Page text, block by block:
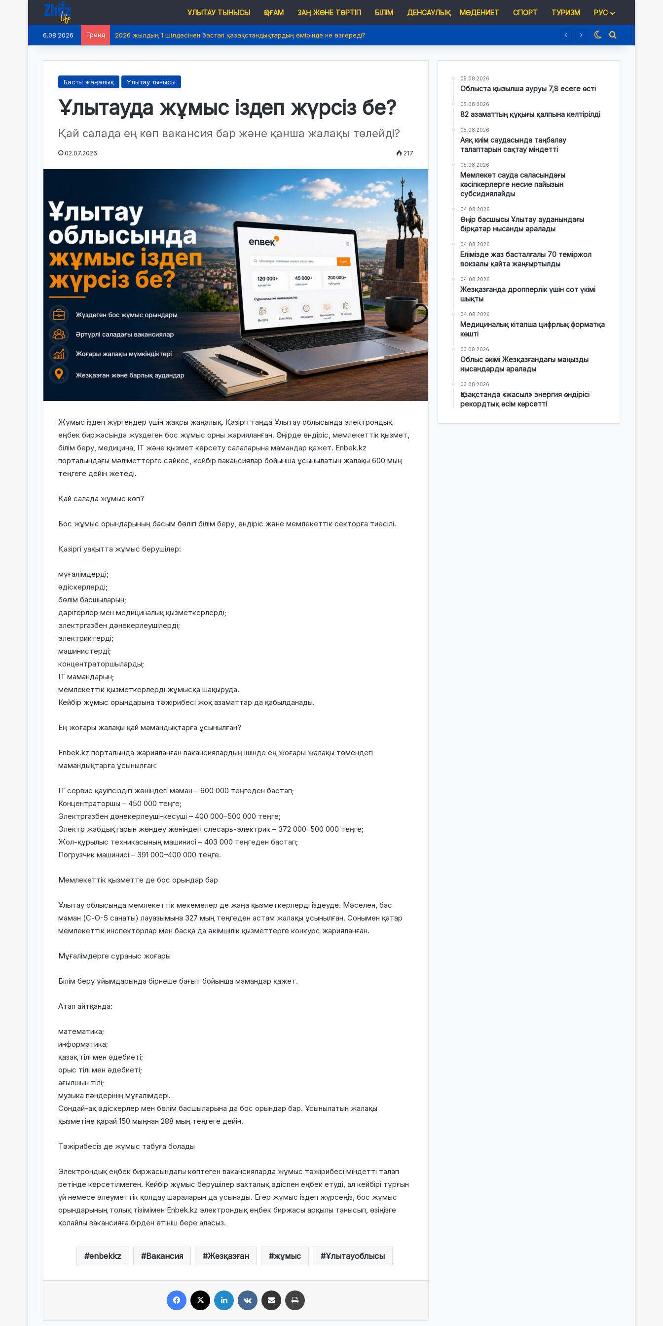
ҰЛЫТАУ ТЫНЫСЫ ҚОҒАМ ЗАҢ ЖӘНЕ ТӘРТІП БІЛІМ ДЕНСАУЛЫҚ МӘДЕНИЕТ СПОРТ ТУРИЗМ РУС
6.08.2026 Тренд 2026 жылдың 1 шілдесінен бастап қазақстандықтардың өмірінде не өзгереді? Switch skin
Іздеу
Басты жаңалық Ұлытау тынысы
Ұлытауда жұмыс іздеп жүрсіз бе?
Қай салада ең көп вакансия бар және қанша жалақы төлейді?
02.07.2026 217
Жұмыс іздеп жүргендер үшін жақсы жаңалық. Қазіргі таңда Ұлытау облысында электрондық
еңбек биржасында жүздеген бос жұмыс орны жарияланған. Өңірде өндіріс, мемлекеттік қызмет,
білім беру, медицина, ІТ және қызмет көрсету салаларына мамандар қажет. Enbek.kz
порталындағы мәліметтерге сәйкес, кейбір вакансиялар бойынша ұсынылатын жалақы 600 мың
теңгеге дейін жетеді.
Қай салада жұмыс көп?
Бос жұмыс орындарының басым бөлігі білім беру, өндіріс және мемлекеттік секторға тиесілі.
Қазіргі уақытта жұмыс берушілер:
мұғалімдерді;
әдіскерлерді;
бөлім басшыларын;
дәрігерлер мен медициналық қызметкерлерді;
электргазбен дәнекерлеушілерді;
электриктерді;
машинистерді;
концентраторшыларды;
ІТ мамандарын;
мемлекеттік қызметкерлерді жұмысқа шақыруда.
Кейбір жұмыс орындарына тәжірибесі жоқ азаматтар да қабылданады.
Ең жоғары жалақы қай мамандықтарға ұсынылған?
Enbek.kz порталында жарияланған вакансиялардың ішінде ең жоғары жалақы төмендегі
мамандықтарға ұсынылған:
ІТ сервис қауіпсіздігі жөніндегі маман – 600 000 теңгеден бастап;
Концентраторшы – 450 000 теңге;
Электргазбен дәнекерлеуші-кесуші – 400 000–500 000 теңге;
Электр жабдықтарын жөндеу жөніндегі слесарь-электрик – 372 000–500 000 теңге;
Жол-құрылыс техникасының машинисі – 403 000 теңгеден бастап;
Погрузчик машинисі – 391 000–400 000 теңге.
Мемлекеттік қызметте де бос орындар бар
Ұлытау облысында мемлекеттік мекемелер де жаңа қызметкерлерді іздеуде. Мәселен, бас
маман (С-О-5 санаты) лауазымына 327 мың теңгеден астам жалақы ұсынылған. Сонымен қатар
мемлекеттік инспекторлар мен басқа да әкімшілік қызметтерге конкурс жарияланған.
Мұғалімдерге сұраныс жоғары
Білім беру ұйымдарында бірнеше бағыт бойынша мамандар қажет.
Атап айтқанда:
математика;
информатика;
қазақ тілі мен әдебиеті;
орыс тілі мен әдебиеті;
ағылшын тілі;
музыка пәндерінің мұғалімдері.
Сондай-ақ әдіскерлер мен бөлім басшыларына да бос орындар бар. Ұсынылатын жалақы
қызметіне қарай 150 мыңнан 288 мың теңгеге дейін.
Тәжірибесіз де жұмыс табуға болады
Электрондық еңбек биржасындағы көптеген вакансияларда жұмыс тәжірибесі міндетті талап
ретінде көрсетілмеген. Кейбір жұмыс берушілер вахталық әдіспен еңбек етуді, ал кейбірі тұрғын
үй немесе әлеуметтік қолдау шараларын да ұсынады. Егер жұмыс іздеп жүрсеңіз, бос жұмыс
орындарының толық тізімімен Enbek.kz электрондық еңбек биржасы арқылы танысып, өзіңізге
қолайлы вакансияға бірден өтініш бере аласыз.
enbekkz Вакансия Жезқазған жұмыс Ұлытауоблысы
05.08.2026
Облыста қызылша ауруы 7,8 есеге өсті
05.08.2026
82 азаматтың құқығы қалпына келтірілді
05.08.2026
Аяқ киім саудасында таңбалау
талаптарын сақтау міндетті
05.08.2026
Мемлекет сауда саласындағы
кәсіпкерлерге несие пайызын
субсидиялайды
04.08.2026
Өңір басшысы Ұлытау ауданындағы
бірқатар нысанды аралады
04.08.2026
Елімізде жаз басталғалы 70 теміржол
вокзалы қайта жаңғыртылды
04.08.2026
Жезқазғанда дропперлік үшін сот үкімі
шықты
04.08.2026
Медициналық кітапша цифрлық форматқа
көшті
03.08.2026
Облыс әкімі Жезқазғандағы маңызды
нысандарды аралады
03.08.2026
Қазақстанда «жасыл» энергия өндірісі
рекордтық өсім көрсетті